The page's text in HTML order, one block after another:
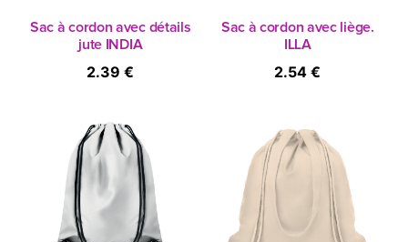
Sac à cordon avec détails
jute INDIA
2.39 €
Sac à cordon avec liège.
ILLA
2.54 €